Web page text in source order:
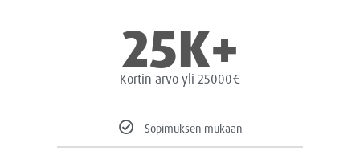
25K+
Kortin arvo yli 25000€
Sopimuksen mukaan